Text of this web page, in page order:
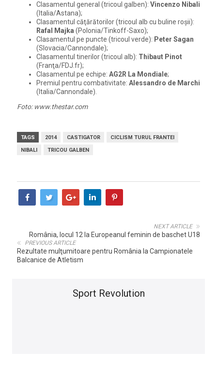
Clasamentul general (tricoul galben): Vincenzo Nibali
(Italia/Astana);
Clasamentul căţărătorilor (tricoul alb cu buline roşii):
Rafal Majka (Polonia/Tinkoff-Saxo);
Clasamentul pe puncte (tricoul verde): Peter Sagan
(Slovacia/Cannondale);
Clasamentul tinerilor (tricoul alb): Thibaut Pinot
(Franţa/FDJ.fr);
Clasamentul pe echipe: AG2R La Mondiale;
Premiul pentru combativitate: Alessandro de Marchi
(Italia/Cannondale).
Foto: www.thestar.com
TAGS 2014 CASTIGATOR
CICLISM TURUL FRANTEI
NIBALI
TRICOU GALBEN
NEXT ARTICLE
România, locul 12 la Europeanul feminin de baschet U18
PREVIOUS ARTICLE
Rezultate mulţumitoare pentru România la Campionatele
Balcanice de Atletism
Sport Revolution